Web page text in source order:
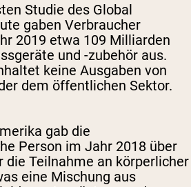
Studie des Global
gaben Verbraucher
2019 etwa 109 Milliarden
und -zubehör aus.
keine Ausgaben von
dem öffentlichen Sektor.
gab die
Person im Jahr 2018 über
die Teilnahme an körperlicher
eine Mischung aus